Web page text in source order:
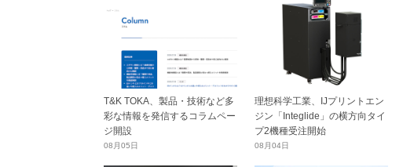
T&K TOKA、製品・技術など多
彩な情報を発信するコラムペー
ジ開設
08月05日
理想科学工業、IJプリントエン
ジン「Integlide」の横方向タイ
プ2機種受注開始
08月04日